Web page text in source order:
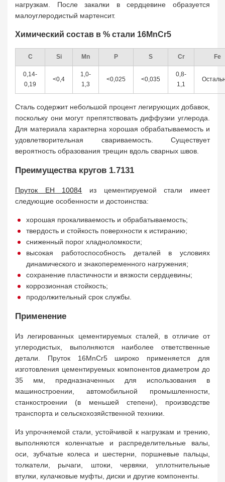
нагрузкам. После закалки в сердцевине образуется
малоуглеродистый мартенсит.
Химический состав в % стали 16MnCr5
С Si Mn P S Cr Fe
0,14-
0,19
<0,4
1,0-
1,3
<0,025 <0,035
0,8-
1,1
Сталь содержит небольшой процент легирующих добавок,
поскольку они могут препятствовать диффузии углерода.
Для материала характерна хорошая обрабатываемость и
удовлетворительная свариваемость. Существует
вероятность образования трещин вдоль сварных швов.
Преимущества кругов 1.7131
Пруток ЕН 10084 из цементируемой стали имеет
следующие особенности и достоинства:
хорошая прокаливаемость и обрабатываемость;
твердость и стойкость поверхности к истиранию;
сниженный порог хладноломкости;
высокая работоспособность деталей в условиях
динамического и знакопеременного нагружения;
сохранение пластичности и вязкости сердцевины;
коррозионная стойкость;
продолжительный срок службы.
Применение
Из легированных цементируемых сталей, в отличие от
углеродистых, выполняются наиболее ответственные
детали. Пруток 16MnCr5 широко применяется для
изготовления цементируемых компонентов диаметром до
35 мм, предназначенных для использования в
машиностроении, автомобильной промышленности,
станкостроении (в меньшей степени), производстве
транспорта и сельскохозяйственной техники.
Из упрочняемой стали, устойчивой к нагрузкам и трению,
выполняются коленчатые и распределительные валы,
оси, зубчатые колеса и шестерни, поршневые пальцы,
толкатели, рычаги, штоки, червяки, уплотнительные
втулки, кулачковые муфты, диски и другие компоненты.